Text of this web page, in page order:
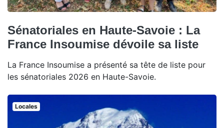
Sénatoriales en Haute-Savoie : La
France Insoumise dévoile sa liste
La France Insoumise a présenté sa tête de liste pour
les sénatoriales 2026 en Haute-Savoie.
Locales